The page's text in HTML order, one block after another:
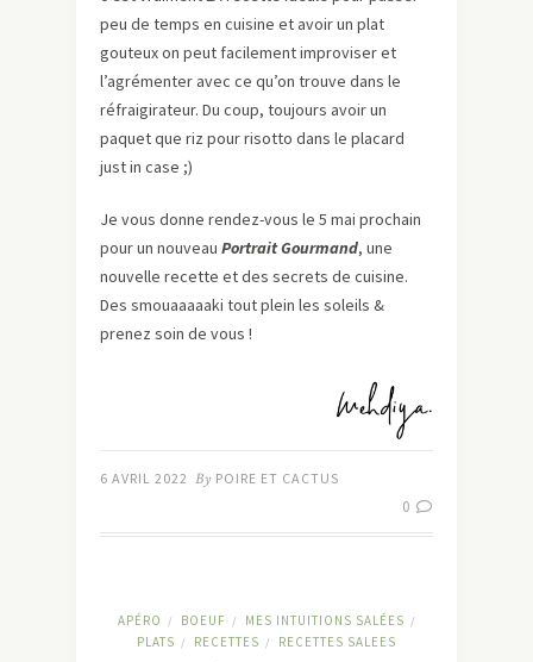
peu de temps en cuisine et avoir un plat
gouteux on peut facilement improviser et
l’agrémenter avec ce qu’on trouve dans le
réfraigirateur. Du coup, toujours avoir un
paquet que riz pour risotto dans le placard
just in case ;)
Je vous donne rendez-vous le 5 mai prochain
pour un nouveau Portrait Gourmand, une
nouvelle recette et des secrets de cuisine.
Des smouaaaaaki tout plein les soleils &
prenez soin de vous !
6 AVRIL 2022 By POIRE ET CACTUS
0
APÉRO / BOEUF / MES INTUITIONS SALÉES /
PLATS / RECETTES / RECETTES SALEES